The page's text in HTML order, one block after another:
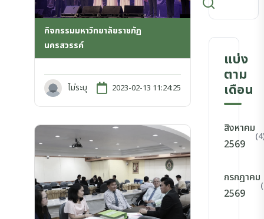
กิจกรรมมหาวิทยาลัยราชภัฏ
นครสวรรค์
ไม่ระบุ 2023-02-13 11:24:25
แบ่ง
ตาม
เดือน
สิงหาคม
2569
กรกฎาคม
2569